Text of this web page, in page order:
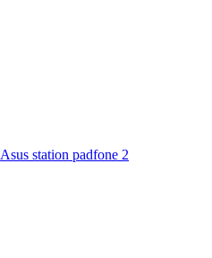
Asus station padfone 2